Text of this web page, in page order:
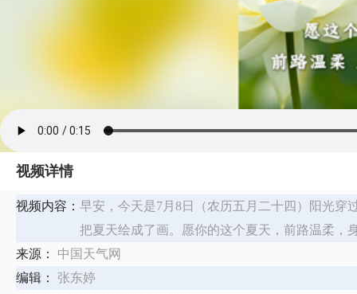
视频详情
视频内容： 早安，今天是7月8日（农历五月二十四）阳光穿
把夏天绘成了画。愿你的这个夏天，前路温柔，
来源：
中国天气网
编辑：
张东婷